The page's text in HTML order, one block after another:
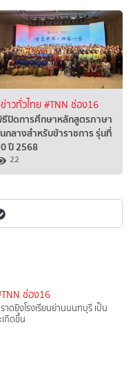
าวทั่วไทย#TNN ช่อง16
ปิดการศึกษาหลักสูตรภาษา
กลางสำหรับข้าราชการ รุ่นที่
ปี 2568
22
ช่อง16
าดยิงโรงเรียนย่านนนทบุรี เป็น
กิดขึ้น